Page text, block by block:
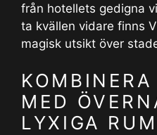
från hotellets gedigna
ta kvällen vidare finns
magisk utsikt över
MED
LYXIGA RUM